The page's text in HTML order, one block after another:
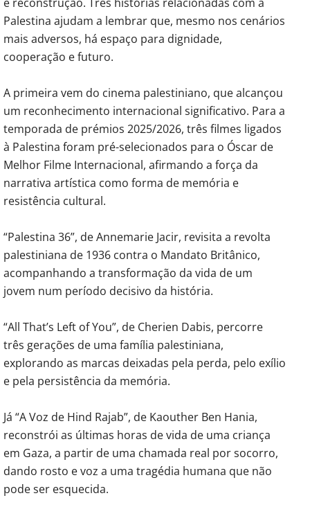
Palestina ajudam a lembrar que, mesmo nos cenários
mais adversos, há espaço para dignidade,
cooperação e futuro.
A primeira vem do cinema palestiniano, que alcançou
um reconhecimento internacional significativo. Para a
temporada de prémios 2025/2026, três filmes ligados
à Palestina foram pré-selecionados para o Óscar de
Melhor Filme Internacional, afirmando a força da
narrativa artística como forma de memória e
resistência cultural.
“Palestina 36”, de Annemarie Jacir, revisita a revolta
palestiniana de 1936 contra o Mandato Britânico,
acompanhando a transformação da vida de um
jovem num período decisivo da história.
“All That’s Left of You”, de Cherien Dabis, percorre
três gerações de uma família palestiniana,
explorando as marcas deixadas pela perda, pelo exílio
e pela persistência da memória.
Já “A Voz de Hind Rajab”, de Kaouther Ben Hania,
reconstrói as últimas horas de vida de uma criança
em Gaza, a partir de uma chamada real por socorro,
dando rosto e voz a uma tragédia humana que não
pode ser esquecida.